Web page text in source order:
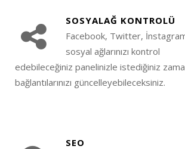
SOSYALAĞ KONTROLÜ
Facebook, Twitter,
sosyal ağlarınızı kontrol
edebileceğiniz panelinizle istediğiniz
bağlantılarınızı güncelleyebileceksiniz.
SEO